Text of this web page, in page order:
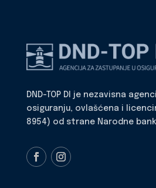
DND-TOP DI je nezavisna
osiguranju, ovlašćena i
8954) od strane Narodne